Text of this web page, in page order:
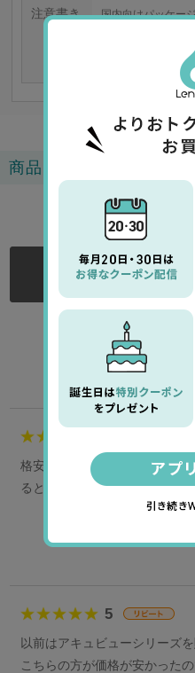
注意書き
国内向けパッケー
予めご了承のうえ
商品レビュー
ログ
ログイン後にレビ
格安なので、最初、品質に不
るとにも問題なく、コスパが
5
以前はアキュビューシリーズ
こちらの方が価格が安かった